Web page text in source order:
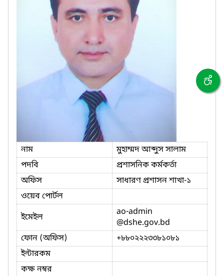
নাম
মুহাম্মদ আব্দুস সালাম
পদবি
প্রশাসনিক কর্মকর্তা
অফিস
সাধারণ প্রশাসন শাখা-১
ওয়েব পোর্টল
ইমেইল
ao-admin
@dshe.gov.bd
ফোন (অফিস)
+৮৮০২২২৩৩৮১০৮১
ইন্টারকম
কক্ষ নম্বর